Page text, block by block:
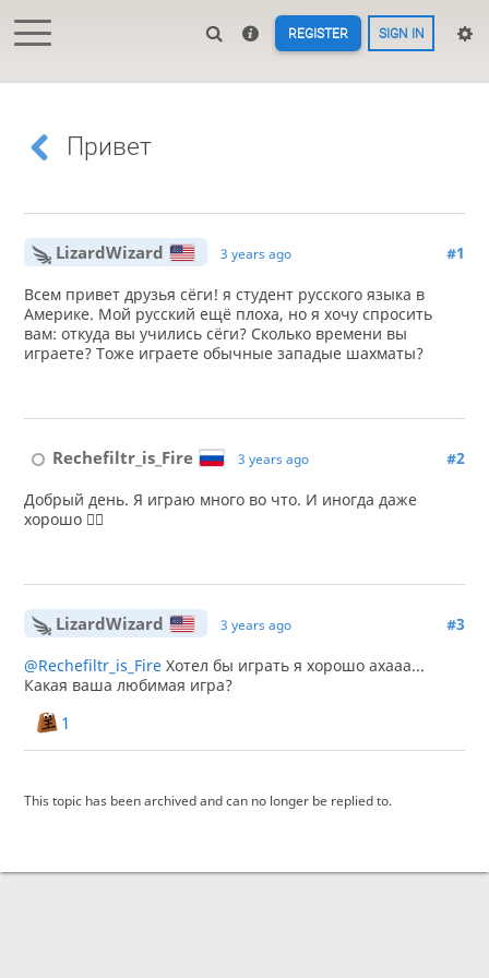
REGISTER SIGN IN
Привет
LizardWizard 3 years ago #1
Всем привет друзья сёги! я студент русского языка в
Америке. Мой русский ещё плоха, но я хочу спросить
вам: откуда вы учились сёги? Сколько времени вы
играете? Тоже играете обычные западые шахматы?
Rechefiltr_is_Fire 3 years ago #2
Добрый день. Я играю много во что. И иногда даже
хорошо 👌🏽
LizardWizard 3 years ago #3
@Rechefiltr_is_FireХотел бы играть я хорошо ахааа...
Какая ваша любимая игра?
1
This topic has been archived and can no longer be replied to.